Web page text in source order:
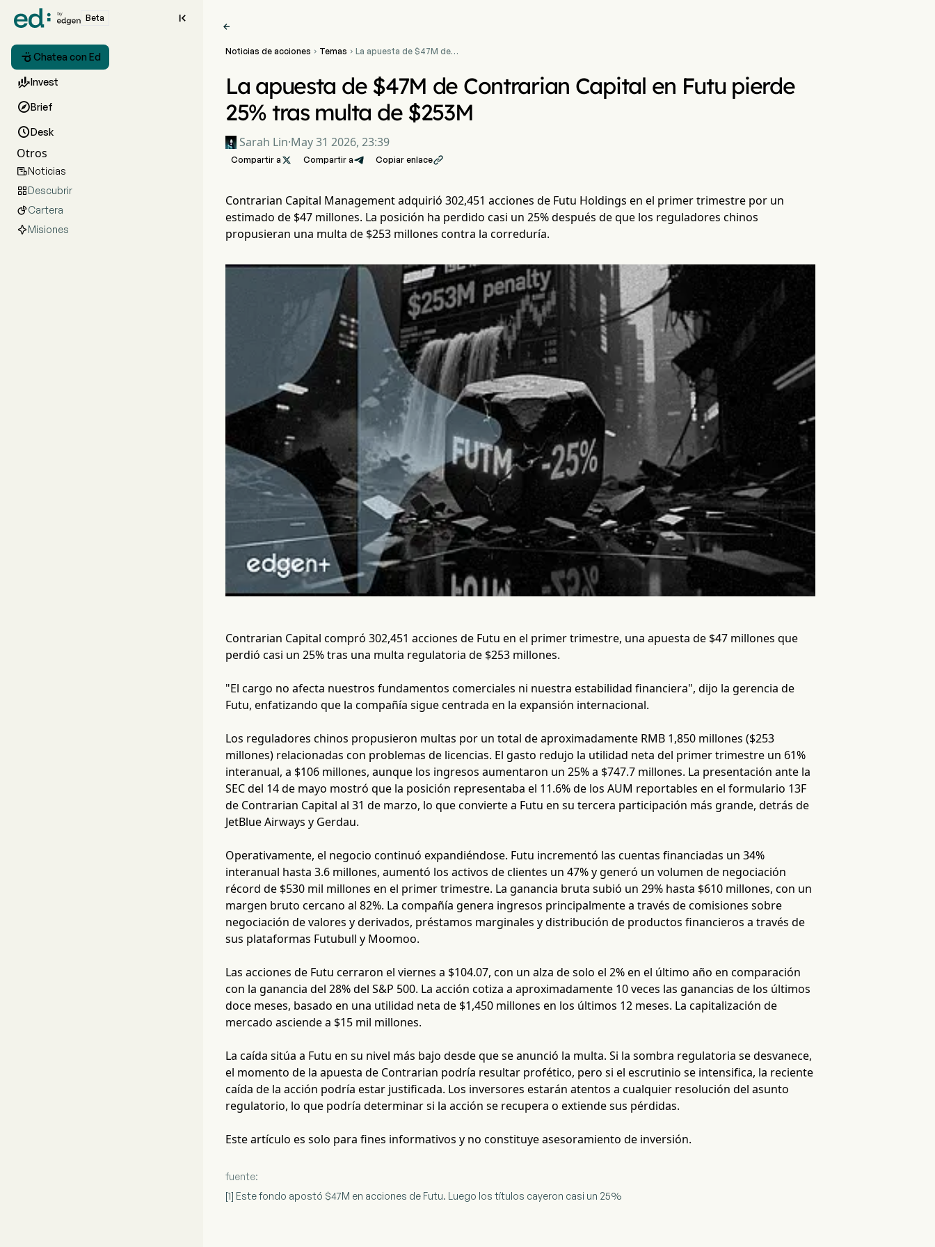
Beta 
 Chatea con Ed
Invest
Brief
Desk
Otros
Noticias
Descubrir
Cartera
Misiones

Noticias de acciones  Temas  La apuesta de $47M de
$253M
La apuesta de $47M de Contrarian Capital en Futu pierde
25% tras multa de $253M
Sarah Lin·May 31 2026, 23:39
Compartir a  Compartir a Copiar enlace
Contrarian Capital Management adquirió 302,451 acciones de Futu Holdings en el primer trimestre por un
estimado de $47 millones. La posición ha perdido casi un 25% después de que los reguladores chinos
propusieran una multa de $253 millones contra la correduría.
Contrarian Capital compró 302,451 acciones de Futu en el primer trimestre, una apuesta de $47 millones que
perdió casi un 25% tras una multa regulatoria de $253 millones.
"El cargo no afecta nuestros fundamentos comerciales ni nuestra estabilidad financiera", dijo la gerencia de
Futu, enfatizando que la compañía sigue centrada en la expansión internacional.
Los reguladores chinos propusieron multas por un total de aproximadamente RMB 1,850 millones ($253
millones) relacionadas con problemas de licencias. El gasto redujo la utilidad neta del primer trimestre un 61%
interanual, a $106 millones, aunque los ingresos aumentaron un 25% a $747.7 millones. La presentación ante la
SEC del 14 de mayo mostró que la posición representaba el 11.6% de los AUM reportables en el formulario 13F
de Contrarian Capital al 31 de marzo, lo que convierte a Futu en su tercera participación más grande, detrás de
JetBlue Airways y Gerdau.
Operativamente, el negocio continuó expandiéndose. Futu incrementó las cuentas financiadas un 34%
interanual hasta 3.6 millones, aumentó los activos de clientes un 47% y generó un volumen de negociación
récord de $530 mil millones en el primer trimestre. La ganancia bruta subió un 29% hasta $610 millones, con un
margen bruto cercano al 82%. La compañía genera ingresos principalmente a través de comisiones sobre
negociación de valores y derivados, préstamos marginales y distribución de productos financieros a través de
sus plataformas Futubull y Moomoo.
Las acciones de Futu cerraron el viernes a $104.07, con un alza de solo el 2% en el último año en comparación
con la ganancia del 28% del S&P 500. La acción cotiza a aproximadamente 10 veces las ganancias de los últimos
doce meses, basado en una utilidad neta de $1,450 millones en los últimos 12 meses. La capitalización de
mercado asciende a $15 mil millones.
La caída sitúa a Futu en su nivel más bajo desde que se anunció la multa. Si la sombra regulatoria se desvanece,
el momento de la apuesta de Contrarian podría resultar profético, pero si el escrutinio se intensifica, la reciente
caída de la acción podría estar justificada. Los inversores estarán atentos a cualquier resolución del asunto
regulatorio, lo que podría determinar si la acción se recupera o extiende sus pérdidas.
Este artículo es solo para fines informativos y no constituye asesoramiento de inversión.
fuente:
[1] Este fondo apostó $47M en acciones de Futu. Luego los títulos cayeron casi un 25%